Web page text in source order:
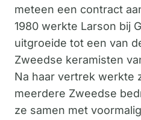
meteen een contract
1980 werkte Larson bij
uitgroeide tot een van
Zweedse keramisten
Na haar vertrek werkte
meerdere Zweedse
ze samen met